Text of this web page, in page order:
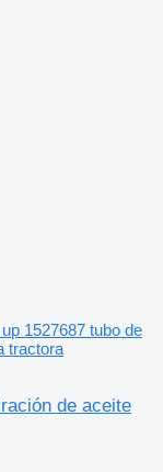
1527687 tubo de
tractora
de aceite